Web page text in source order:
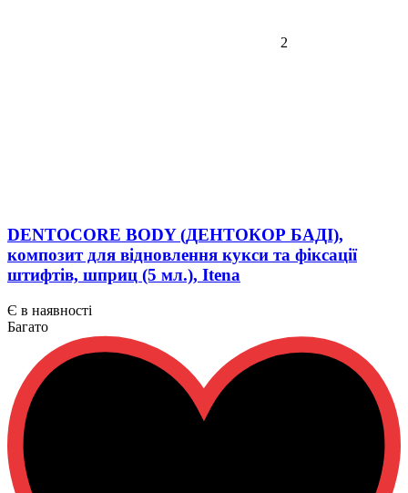
2
DENTOCORE BODY (ДЕНТОКОР БАДІ),
композит для відновлення кукси та фіксації
штифтів, шприц (5 мл.), Itena
Є в наявності
Багато